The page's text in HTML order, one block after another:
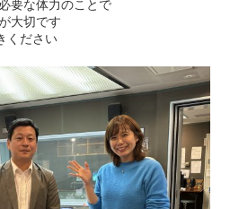
要な体力のことで
大切です
ください